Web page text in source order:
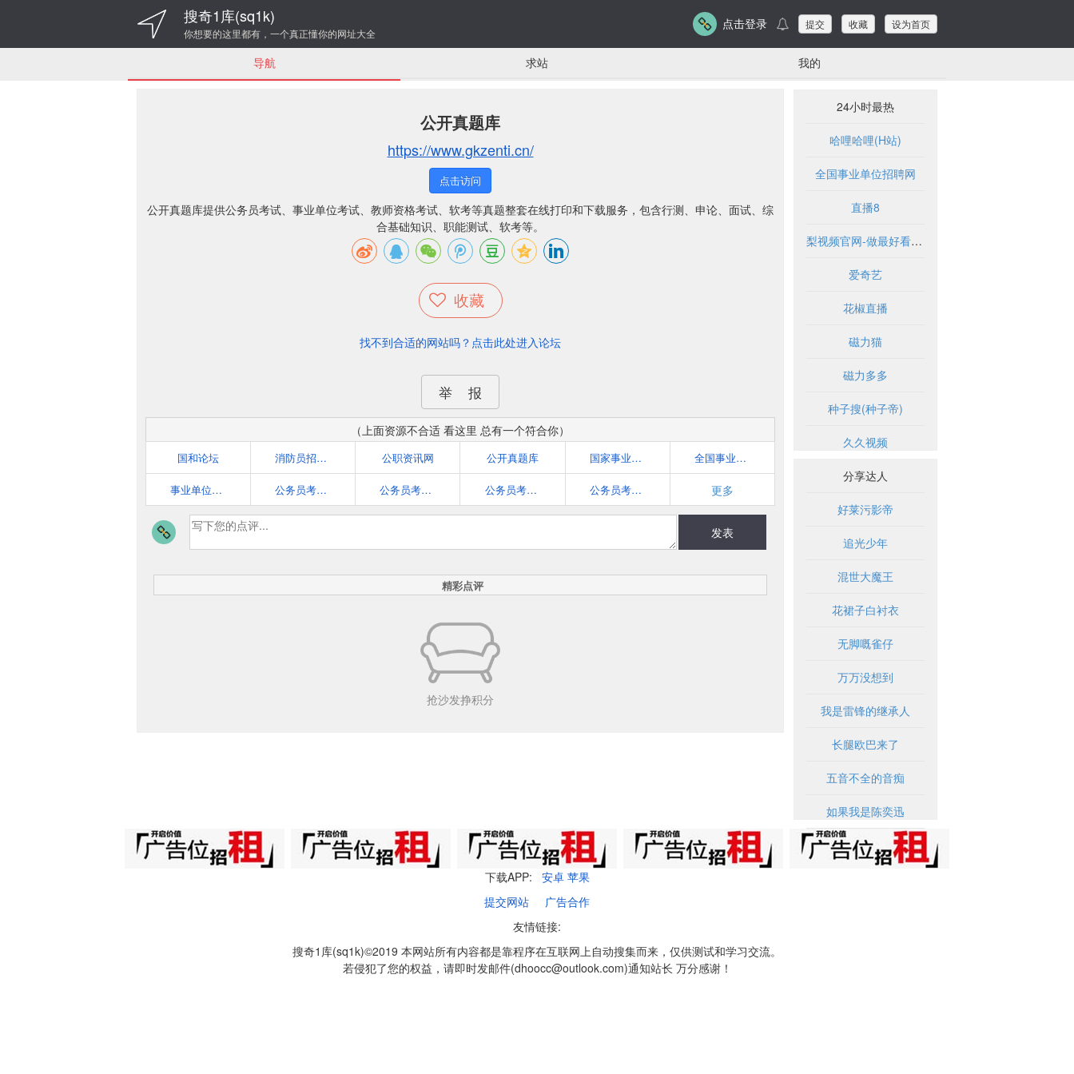
搜奇1库(sq1k)
你想要的这里都有，一个真正懂你的网址大全
点击登录 提交 收藏 设为首页
导航 求站 我的
公开真题库
https://www.gkzenti.cn/
点击访问
公开真题库提供公务员考试、事业单位考试、教师资格考试、软考等真题整套在线打印和下载服务，包含行测、申论、面试、综
合基础知识、职能测试、软考等。
收藏
找不到合适的网站吗？点击此处进入论坛
举 报
（上面资源不合适 看这里 总有一个符合你）
国和论坛 消防员招录官方平台 公职资讯网 公开真题库 国家事业单位考试网(www.chinasydw.org) 全国事业单位招聘网
事业单位招聘网 公务员考试 - 步知网高品质公务员考试备考平台 公务员考试资料网 公务员考试信息网-公务员考试报名时间,公务员考试成绩查询 公务员考试在线题库-行测题库-申论题库-公务员考试历年真题-行测真题-申论真题 更多
发表
精彩点评
抢沙发挣积分
24小时最热
哈哩哈哩(H站)
全国事业单位招聘网
直播8
梨视频官网-做最好看的资讯短视频-Pear Video
爱奇艺
花椒直播
磁力猫
磁力多多
种子搜(种子帝)
久久视频
分享达人
好莱污影帝
追光少年
混世大魔王
花裙子白衬衣
无脚嘅雀仔
万万没想到
我是雷锋的继承人
长腿欧巴来了
五音不全的音痴
如果我是陈奕迅
下载APP: 安卓 苹果
提交网站
广告合作
友情链接:
搜奇1库(sq1k)©2019 本网站所有内容都是靠程序在互联网上自动搜集而来，仅供测试和学习交流。
若侵犯了您的权益，请即时发邮件(dhoocc@outlook.com)通知站长 万分感谢！